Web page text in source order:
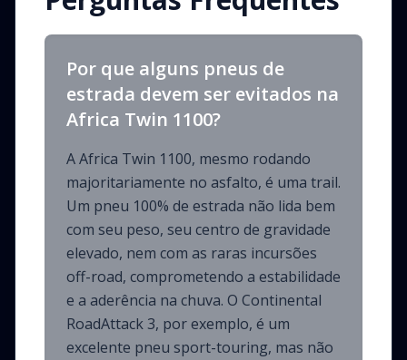
Por que alguns pneus de
estrada devem ser evitados na
Africa Twin 1100?
A Africa Twin 1100, mesmo rodando
majoritariamente no asfalto, é uma trail.
Um pneu 100% de estrada não lida bem
com seu peso, seu centro de gravidade
elevado, nem com as raras incursões
off-road, comprometendo a estabilidade
e a aderência na chuva. O Continental
RoadAttack 3, por exemplo, é um
excelente pneu sport-touring, mas não